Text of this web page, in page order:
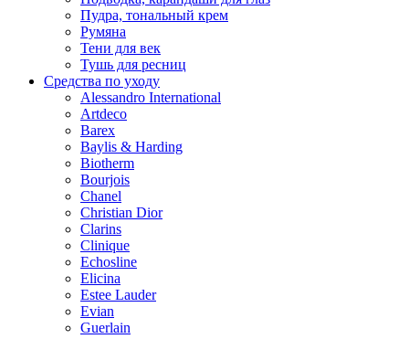
Пудра, тональный крем
Румяна
Тени для век
Тушь для ресниц
Средства по уходу
Alessandro International
Artdeco
Barex
Baylis & Harding
Biotherm
Bourjois
Chanel
Christian Dior
Clarins
Clinique
Echosline
Elicina
Estee Lauder
Evian
Guerlain